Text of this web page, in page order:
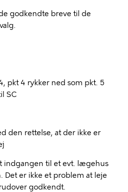
godkendte breve til de
pkt 4 rykker ned som pkt. 5
SC
den rettelse, at der ikke er
indgangen til et evt. lægehus
Det er ikke et problem at leje
godkendt.